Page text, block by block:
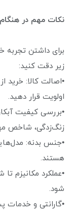
نکات مهم در
برای داشتن تجربه
زیر دقت کنید:
•اصالت کالا: خرید
اولویت قرار دهید.
•بررسی کیفیت
زنگ‌زدگی، شاخص
•جنس بدنه:
هستند.
•عملکرد مکانیزم
شود.
•گارانتی و